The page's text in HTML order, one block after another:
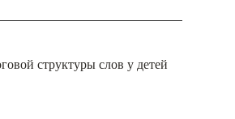
структуры слов у детей